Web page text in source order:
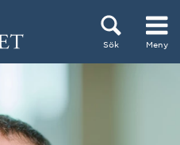
Sök Meny